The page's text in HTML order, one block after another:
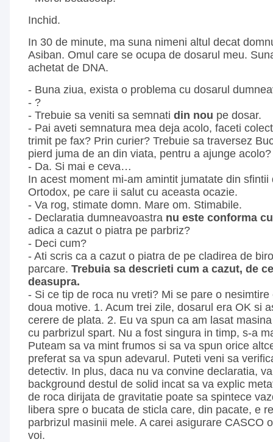
Inchid.
In 30 de minute, ma suna nimeni altul decat
Asiban. Omul care se ocupa de dosarul meu.
achetat de DNA.
- Buna ziua, exista o problema cu dosarul
- ?
- Trebuie sa veniti sa semnati din nou pe dosar.
- Pai aveti semnatura mea deja acolo, faceti
trimit pe fax? Prin curier? Trebuie sa traversez
pierd juma de an din viata, pentru a ajunge acolo?
- Da. Si mai e ceva…
In acest moment mi-am amintit jumatate din sfintii
Ortodox, pe care ii salut cu aceasta ocazie.
- Va rog, stimate domn. Mare om. Stimabile.
- Declaratia dumneavoastra nu este conforma
adica a cazut o piatra pe parbriz?
- Deci cum?
- Ati scris ca a cazut o piatra de pe cladirea de
parcare. Trebuia sa descrieti cum a cazut, de
deasupra.
- Si ce tip de roca nu vreti? Mi se pare o
doua motive. 1. Acum trei zile, dosarul era OK si
cerere de plata. 2. Eu va spun ca am lasat
cu parbrizul spart. Nu a fost singura in timp, s-a
Puteam sa va mint frumos si sa va spun orice
preferat sa va spun adevarul. Puteti veni sa
detectiv. In plus, daca nu va convine declaratia,
background destul de solid incat sa va explic
de roca dirijata de gravitatie poate sa spintece
libera spre o bucata de sticla care, din pacate, e
parbrizul masinii mele. A carei asigurare CASCO
voi.